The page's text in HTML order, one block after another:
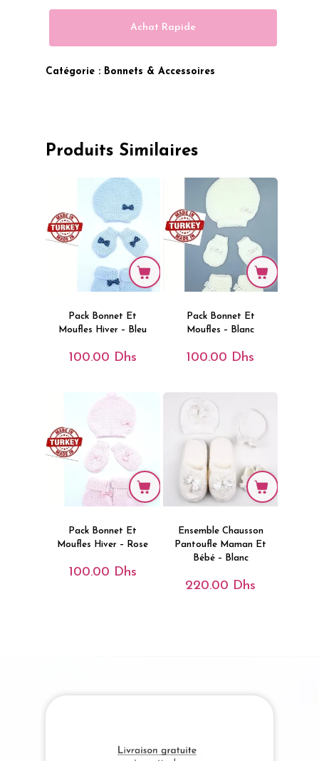
Achat Rapide
Catégorie : Bonnets & Accessoires
Produits Similaires
Pack Bonnet Et
Moufles Hiver – Bleu
100.00 Dhs
Pack Bonnet Et
Moufles – Blanc
100.00 Dhs
Pack Bonnet Et
Moufles Hiver – Rose
100.00 Dhs
Ensemble Chausson
Pantoufle Maman Et
Bébé – Blanc
220.00 Dhs